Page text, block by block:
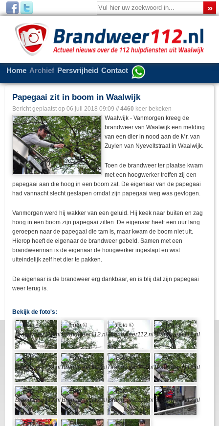
Home Archief Persvrijheid Contact
Papegaai zit in boom in Waalwijk
Bericht geplaatst op 06 juli 2018 09:09 // 4460 keer bekeken
Waalwijk - Vanmorgen kreeg de
brandweer van Waalwijk een melding
van een dier in nood aan de Mr. van
Zuylen van Nyeveltstraat in Waalwijk.
Toen de brandweer ter plaatse kwam
met een hoogwerker troffen zij een
papegaai aan die hoog in een boom zat. De eigenaar van de papegaai
had vannacht slecht geslapen omdat zijn papegaai weg was gevlogen.
Vanmorgen werd hij wakker van een geluid. Hij keek naar buiten en zag
hoog in een boom zijn papegaai zitten. De eigenaar heeft een uur lang
geroepen naar de papegaai die tam is, maar kwam de boom niet uit.
Hierop heeft de eigenaar de brandweer gebeld. Samen met een
brandweerman is de eigenaar de hoogwerker ingestapt en wist
uiteindelijk zelf het dier te pakken.
De eigenaar is de brandweer erg dankbaar, en is blij dat zijn papegaai
weer terug is.
Bekijk de foto's: